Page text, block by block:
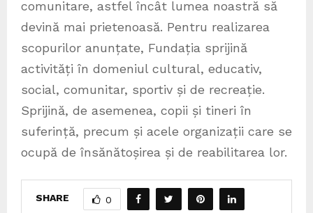
comunitare, astfel încât lumea noastră să
devină mai prietenoasă. Pentru realizarea
scopurilor anunțate, Fundația sprijină
activități în domeniul cultural, educativ,
social, comunitar, sportiv și de recreație.
Sprijină, de asemenea, copii și tineri în
suferință, precum și acele organizații care se
ocupă de însănătoșirea și de reabilitarea lor.
SHARE 0